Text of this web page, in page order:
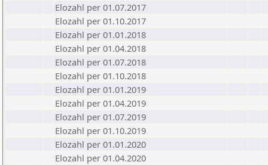
Elozahl per 01.07.2017
Elozahl per 01.10.2017
Elozahl per 01.01.2018
Elozahl per 01.04.2018
Elozahl per 01.07.2018
Elozahl per 01.10.2018
Elozahl per 01.01.2019
Elozahl per 01.04.2019
Elozahl per 01.07.2019
Elozahl per 01.10.2019
Elozahl per 01.01.2020
Elozahl per 01.04.2020